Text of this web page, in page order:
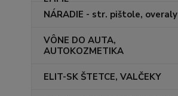
NÁRADIE - str. pištole, overaly
VÔNE DO AUTA,
AUTOKOZMETIKA
ELIT-SK ŠTETCE, VALČEKY